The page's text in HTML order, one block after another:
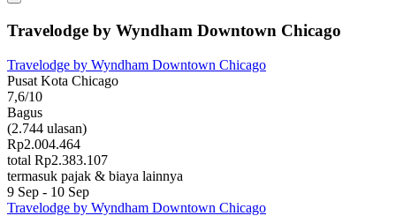
Travelodge by Wyndham Downtown Chicago
Travelodge by Wyndham Downtown Chicago
Pusat Kota Chicago
7,6/10
Bagus
(2.744 ulasan)
Rp2.004.464
total Rp2.383.107
termasuk pajak & biaya lainnya
9 Sep - 10 Sep
Travelodge by Wyndham Downtown Chicago